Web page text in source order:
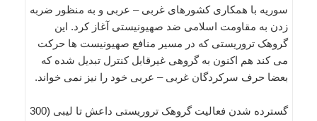
سوریه با همکاری کشورهای غربی – عربی و به منظور ضربه
زدن به مقاومت اسلامی ضد صهیونیستی آغاز کرد. این
گروهک تروریستی که در مسیر منافع صهیونیست ها حرکت
می کند هم اکنون به گروهی غیرقابل کنترل تبدیل شده که
بعضا حرف سرکردگان غربی – عربی خود را نیز نمی خواند.
گسترده شدن فعالیت گروهک تروریستی داعش تا لیبی (300